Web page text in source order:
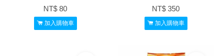
NT$ 80
加入購物車
NT$ 350
加入購物車